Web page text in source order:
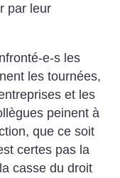
par leur
e-s les
les tournées,
et les
peinent à
que ce soit
certes pas la
casse du droit